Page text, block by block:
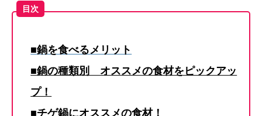
目次
■鍋を食べるメリット
■鍋の種類別 オススメの食材をピックアッ
プ！
■チゲ鍋にオススメの食材！